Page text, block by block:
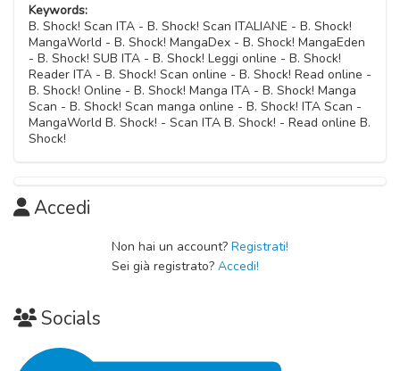
Capitolo 38
30 Settembre 2020
Capitolo 37
30 Settembre 2020
Capitolo 36
Capitolo 35
Capitolo 33
30 Settembre 2020
30 Settembre 2020
Capitolo 24
30 Settembre 2020
Capitolo 23
Capitolo 21
Capitolo 20
Capitolo 10
30 Settembre 2020
Capitolo 09
Capitolo 07
30 Settembre 2020
Capitolo 06
Keywords:
B. Shock! Scan ITA - B. Shock! Scan ITALIANE - B. Shock!
MangaWorld - B. Shock! MangaDex - B. Shock! MangaEden
- B. Shock! SUB ITA - B. Shock! Leggi online - B. Shock!
Reader ITA - B. Shock! Scan online - B. Shock! Read online -
B. Shock! Online - B. Shock! Manga ITA - B. Shock! Manga
Scan - B. Shock! Scan manga online - B. Shock! ITA Scan -
MangaWorld B. Shock! - Scan ITA B. Shock! - Read online B.
Shock!
Accedi
Non hai un account? Registrati!
Sei già registrato? Accedi!
Socials